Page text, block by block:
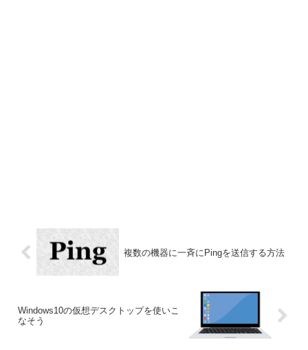
複数の機器に一斉にPingを送信する方法
Windows10の仮想デスクトップを使いこ
なそう